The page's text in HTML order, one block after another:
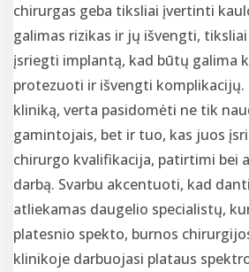
chirurgas geba tiksliai įvertinti
galimas rizikas ir jų išvengti,
įsriegti implantą, kad būtų galima
protezuoti ir išvengti
kliniką, verta pasidomėti ne tik
gamintojais, bet ir tuo, kas juos
chirurgo kvalifikacija, patirtimi bei
darbą. Svarbu akcentuoti, kad
atliekamas daugelio specialistų,
platesnio spekto, burnos
klinikoje darbuojasi plataus